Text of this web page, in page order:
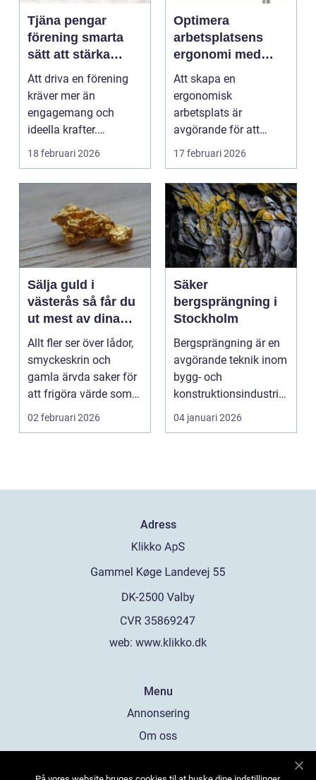
Tjäna pengar
förening smarta
sätt att stärka
kassan utan
krångel
Att driva en förening
kräver mer än
engagemang och
ideella krafter.
Träningshallar ska
18 februari 2026
Optimera
arbetsplatsens
ergonomi med
balansblock
Att skapa en
ergonomisk
arbetsplats är
avgörande för att
främja hälsa och v...
17 februari 2026
Sälja guld i
västerås så får du
ut mest av dina
smycken och mynt
Allt fler ser över lådor,
smyckeskrin och
gamla ärvda saker för
att frigöra värde som
bara ligger he...
02 februari 2026
Säker
bergsprängning i
Stockholm
Bergsprängning är en
avgörande teknik inom
bygg- och
konstruktionsindustrin.
Den anv&...
04 januari 2026
Adress
web: www.klikko.dk
Menu
Annonsering
Om oss